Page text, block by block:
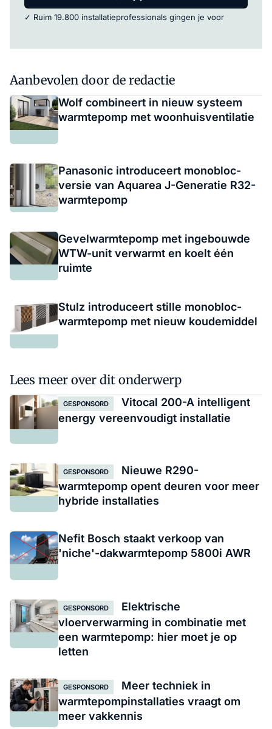
✓ Ruim 19.800 installatieprofessionals gingen je voor
Aanbevolen door de redactie
Wolf combineert in nieuw systeem
warmtepomp met woonhuisventilatie
Panasonic introduceert monobloc-
versie van Aquarea J-Generatie R32-
warmtepomp
Gevelwarmtepomp met ingebouwde
WTW-unit verwarmt en koelt één
ruimte
Stulz introduceert stille monobloc-
warmtepomp met nieuw koudemiddel
Lees meer over dit onderwerp
GESPONSORD
Vitocal 200-A intelligent
energy vereenvoudigt installatie
GESPONSORD
Nieuwe R290-
warmtepomp opent deuren voor meer
hybride installaties
Nefit Bosch staakt verkoop van
'niche'-dakwarmtepomp 5800i AWR
GESPONSORD
Elektrische
vloerverwarming in combinatie met
een warmtepomp: hier moet je op
letten
GESPONSORD
Meer techniek in
warmtepompinstallaties vraagt om
meer vakkennis